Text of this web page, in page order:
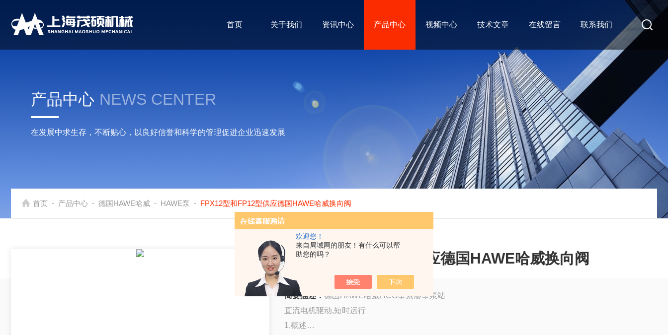
欢迎您！
来自局域网的朋友！有什么可以帮
助您的吗？
首页 关于我们 资讯中心 产品中心 视频中心 技术文章 在线留言 联系我们
产品中心 NEWS CENTER
在发展中求生存，不断贴心，以良好信誉和科学的管理促进企业迅速发展
首页 - 产品中心 - 德国HAWE哈威 - HAWE泵 - FPX12型和FP12型供应德国HAWE哈威换向阀
FPX12型和FP12型供应德国HAWE哈威换向阀
简要描述： 德国HAWE哈威HCG型紧凑型泵站
直流电机驱动,短时运行
1,概述